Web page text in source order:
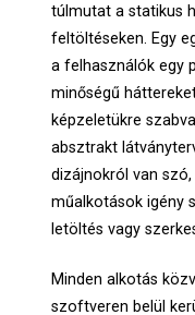
túlmutat a statikus
feltöltéseken. Egy
a felhasználók egy
minőségű
képzeletükre
absztrakt
dizájnokról van
műalkotások igény
letöltés vagy
Minden alkotás
szoftveren belül